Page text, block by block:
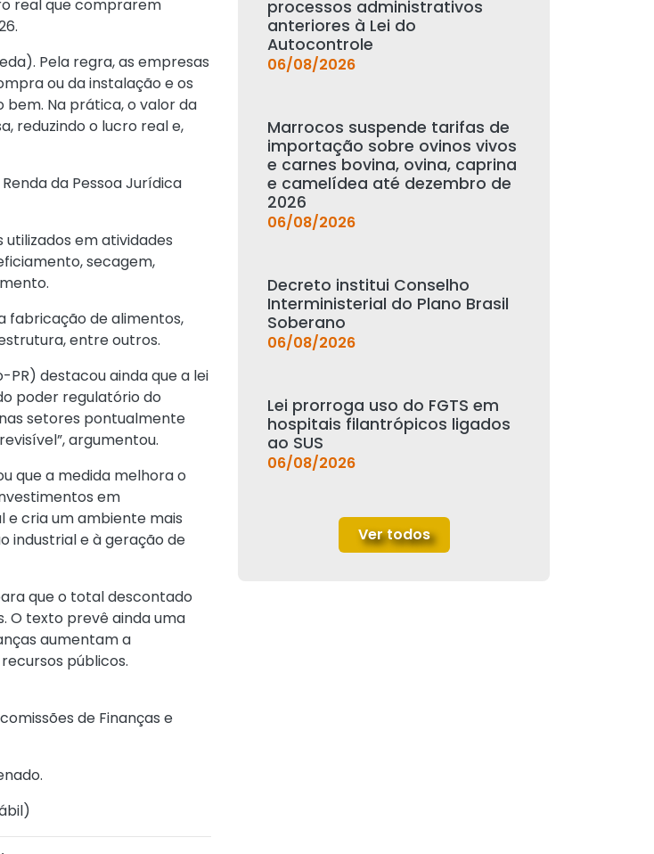
real que comprarem
Pela regra, as empresas
ou da instalação e os
bem. Na prática, o valor da
reduzindo o lucro real e,
da Pessoa Jurídica
em atividades
secagem,
fabricação de alimentos,
entre outros.
PR) destacou ainda que a lei
poder regulatório do
setores pontualmente
argumentou.
que a medida melhora o
em
e cria um ambiente mais
industrial e à geração de
que o total descontado
O texto prevê ainda uma
aumentam a
públicos.
de Finanças e
)
processos administrativos
anteriores à Lei do
Autocontrole
06/08/2026
Marrocos suspende tarifas de
importação sobre ovinos vivos
e carnes bovina, ovina, caprina
e camelídea até dezembro de
2026
06/08/2026
Decreto institui Conselho
Interministerial do Plano Brasil
Soberano
06/08/2026
Lei prorroga uso do FGTS em
hospitais filantrópicos ligados
ao SUS
06/08/2026
Ver todos